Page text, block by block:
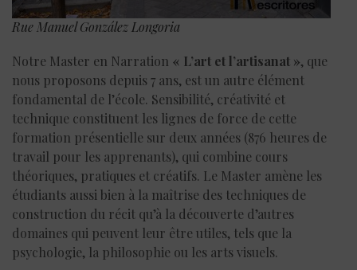
Rue Manuel González Longoria
Notre Master en Narration « L’art et l’artisanat », que
nous proposons depuis 7 ans, est un autre élément
fondamental de l’école. Sensibilité, créativité et
technique constituent les lignes de force de cette
formation présentielle sur deux années (876 heures de
travail pour les apprenants), qui combine cours
théoriques, pratiques et créatifs. Le Master amène les
étudiants aussi bien à la maîtrise des techniques de
construction du récit qu’à la découverte d’autres
domaines qui peuvent leur être utiles, tels que la
psychologie, la philosophie ou les arts visuels.